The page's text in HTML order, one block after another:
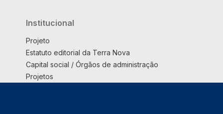
Institucional
Projeto
Estatuto editorial da Terra Nova
Capital social / Órgãos de administração
Projetos